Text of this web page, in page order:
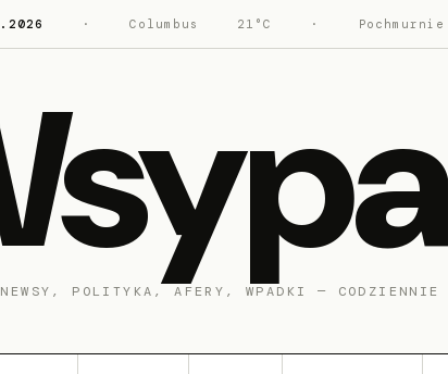
· Columbus 21°C · Pochmurnie
POLITYKA, AFERY, WPADKI — CODZIENNIE